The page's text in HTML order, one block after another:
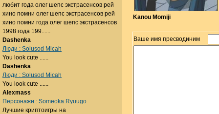
Kanou Momiji
Ваше имя пресводиним
любит года олег шепс экстрасенсов рей
хино помни олег шепс экстрасенсов рей
хино помни года олег шепс экстрасенсов
1998 года 199......
Dashenka
Люди : Solusod Micah
You look cute ......
Dashenka
Люди : Solusod Micah
You look cute ......
Alexmass
Персонажи : Someoka Ryuugo
Лучшие криптоигры на